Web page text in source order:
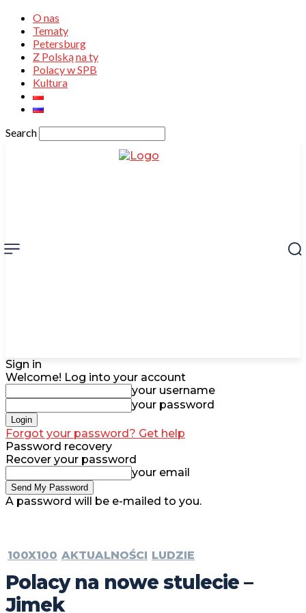
O nas
Tematy
Petersburg
Z Polską na ty
Polacy w SPB
Kultura
Search
Sign in
Welcome! Log into your account
your username
your password
Forgot your password? Get help
Password recovery
Recover your password
your email
A password will be e-mailed to you.
100X100 AKTUALNOŚCI LUDZIE
Polacy na nowe stulecie –
Jimek